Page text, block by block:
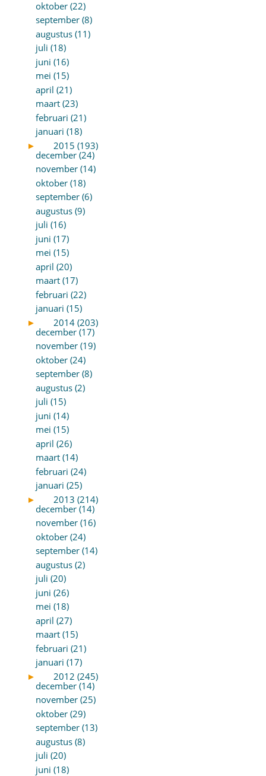
oktober (22)
september (8)
augustus (11)
juli (18)
juni (16)
mei (15)
april (21)
maart (23)
februari (21)
januari (18)
►
2015 (193)
december (24)
november (14)
oktober (18)
september (6)
augustus (9)
juli (16)
juni (17)
mei (15)
april (20)
maart (17)
februari (22)
januari (15)
►
2014 (203)
december (17)
november (19)
oktober (24)
september (8)
augustus (2)
juli (15)
juni (14)
mei (15)
april (26)
maart (14)
februari (24)
januari (25)
►
2013 (214)
december (14)
november (16)
oktober (24)
september (14)
augustus (2)
juli (20)
juni (26)
mei (18)
april (27)
maart (15)
februari (21)
januari (17)
►
2012 (245)
december (14)
november (25)
oktober (29)
september (13)
augustus (8)
juli (20)
juni (18)